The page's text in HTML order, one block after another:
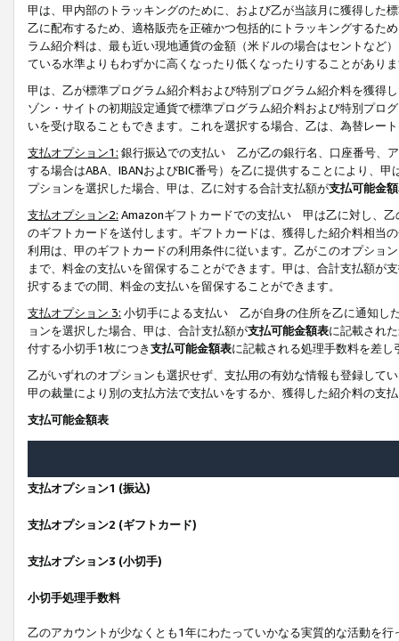
甲は、甲内部のトラッキングのために、および乙が当該月に獲得した
乙に配布するため、適格販売を正確かつ包括的にトラッキングするた
ラム紹介料は、最も近い現地通貨の金額（米ドルの場合はセントなど
ている水準よりもわずかに高くなったり低くなったりすることがあり
甲は、乙が標準プログラム紹介料および特別プログラム紹介料を獲得
ゾン・サイトの初期設定通貨で標準プログラム紹介料および特別プロ
いを受け取ることもできます。これを選択する場合、乙は、為替レー
支払オプション1: 銀行振込での支払い 乙が乙の銀行名、口座番号、
する場合はABA、IBANおよびBIC番号）を乙に提供することにより、
プションを選択した場合、甲は、乙に対する合計支払額が支払可能金
支払オプション2: Amazonギフトカードでの支払い 甲は乙に対し、乙
のギフトカードを送付します。ギフトカードは、獲得した紹介料相当
利用は、甲のギフトカードの利用条件に従います。乙がこのオプショ
まで、料金の支払いを留保することができます。甲は、合計支払額が
択するまでの間、料金の支払いを留保することができます。
支払オプション 3: 小切手による支払い 乙が自身の住所を乙に通知し
ョンを選択した場合、甲は、合計支払額が支払可能金額表に記載され
付する小切手1枚につき支払可能金額表に記載される処理手数料を差し
乙がいずれのオプションも選択せず、支払用の有効な情報も登録して
甲の裁量により別の支払方法で支払いをするか、獲得した紹介料の支
支払可能金額表
支払オプション1 (振込)
支払オプション2 (ギフトカード)
支払オプション3 (小切手)
小切手処理手数料
乙のアカウントが少なくとも1年にわたっていかなる実質的な活動を